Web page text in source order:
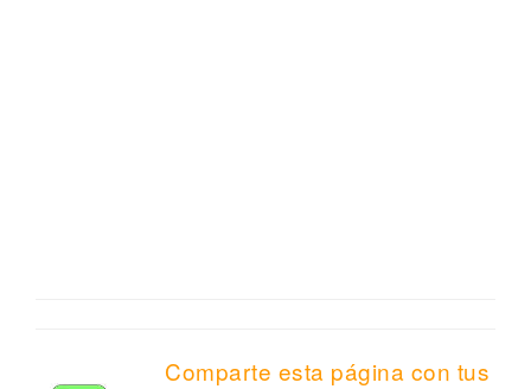
Comparte esta página con tus